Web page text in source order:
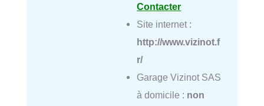
Contacter
Site internet :
http://www.vizinot.f
r/
Garage Vizinot SAS
à domicile : non